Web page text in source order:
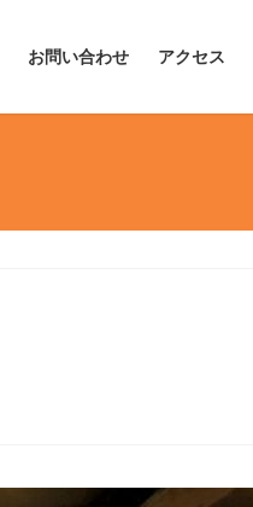
お問い合わせ アクセス